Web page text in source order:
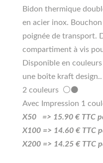
Bidon thermique
en acier inox.
poignée de transport.
compartiment à vis
Disponible en
une boîte kraft design..
2 couleurs ⚪⚫
Avec Impression 1
X50 => 15.90 € TTC
X100 => 14.60 € TTC
X200 => 14.25 € TTC